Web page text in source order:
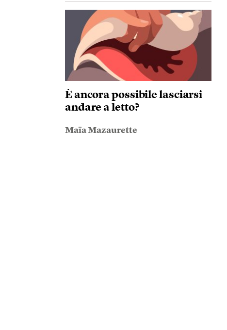
È ancora possibile lasciarsi
andare a letto?
Maïa Mazaurette